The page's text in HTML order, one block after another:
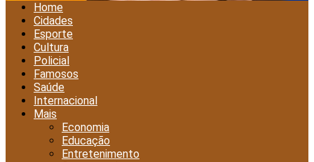
Home
Cidades
Esporte
Cultura
Policial
Famosos
Saúde
Internacional
Mais
Economia
Educação
Entretenimento